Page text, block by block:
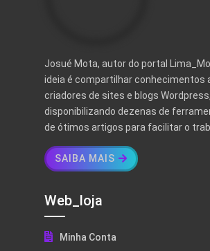
Josué Mota, autor do portal
ideia é compartilhar conhecimentos
criadores de sites e blogs Wordpress,
disponibilizando dezenas de
de ótimos artigos para facilitar o
SAIBA MAIS
Web_loja
Minha Conta